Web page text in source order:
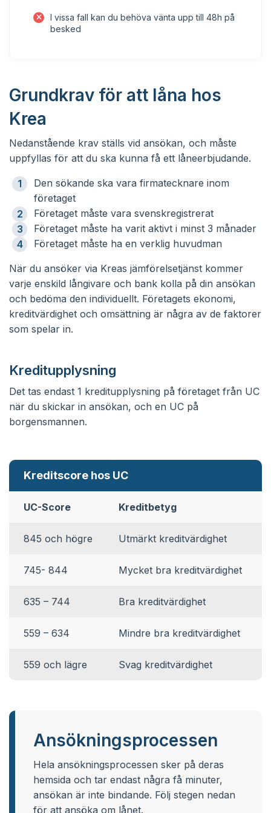
I vissa fall kan du behöva vänta upp till 48h på
besked
Grundkrav för att låna hos
Krea
Nedanstående krav ställs vid ansökan, och måste
uppfyllas för att du ska kunna få ett låneerbjudande.
Den sökande ska vara firmatecknare inom
företaget
Företaget måste vara svenskregistrerat
Företaget måste ha varit aktivt i minst 3 månader
Företaget måste ha en verklig huvudman
När du ansöker via Kreas jämförelsetjänst kommer
varje enskild långivare och bank kolla på din ansökan
och bedöma den individuellt. Företagets ekonomi,
kreditvärdighet och omsättning är några av de faktorer
som spelar in.
Kreditupplysning
Det tas endast 1 kreditupplysning på företaget från UC
när du skickar in ansökan, och en UC på
borgensmannen.
UC-Score Kreditbetyg
845 och högre Utmärkt kreditvärdighet
745- 844 Mycket bra kreditvärdighet
635 – 744 Bra kreditvärdighet
559 – 634 Mindre bra kreditvärdighet
559 och lägre Svag kreditvärdighet
Kreditscore hos UC
Ansökningsprocessen
Hela ansökningsprocessen sker på deras
hemsida och tar endast några få minuter,
ansökan är inte bindande. Följ stegen nedan
för att ansöka om lånet.